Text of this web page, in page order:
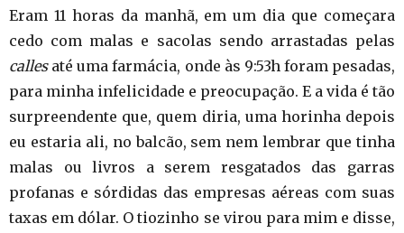
Eram 11 horas da manhã, em um dia que começara
cedo com malas e sacolas sendo arrastadas pelas
callesaté uma farmácia, onde às 9:53h foram pesadas,
para minha infelicidade e preocupação. E a vida é tão
surpreendente que, quem diria, uma horinha depois
eu estaria ali, no balcão, sem nem lembrar que tinha
malas ou livros a serem resgatados das garras
profanas e sórdidas das empresas aéreas com suas
taxas em dólar. O tiozinho se virou para mim e disse,